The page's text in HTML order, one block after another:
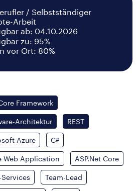
/ Selbstständiger
Arbeit
ab: 04.10.2026
zu: 95%
vor Ort: 80%
Framework
Architektur REST
Azure C#
Web Application ASP.Net Core
Services Team-Lead